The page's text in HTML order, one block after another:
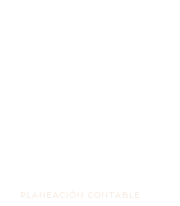
PLANEACIÓN CONTABLE